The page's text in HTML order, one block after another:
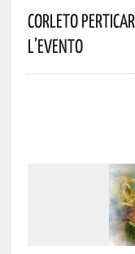
Corleto
L’evento